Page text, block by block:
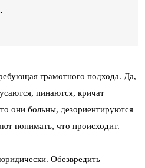
грамотного подхода. Да,
пинаются, кричат
они больны, дезориентируются
понимать, что происходит.
Обезвредить